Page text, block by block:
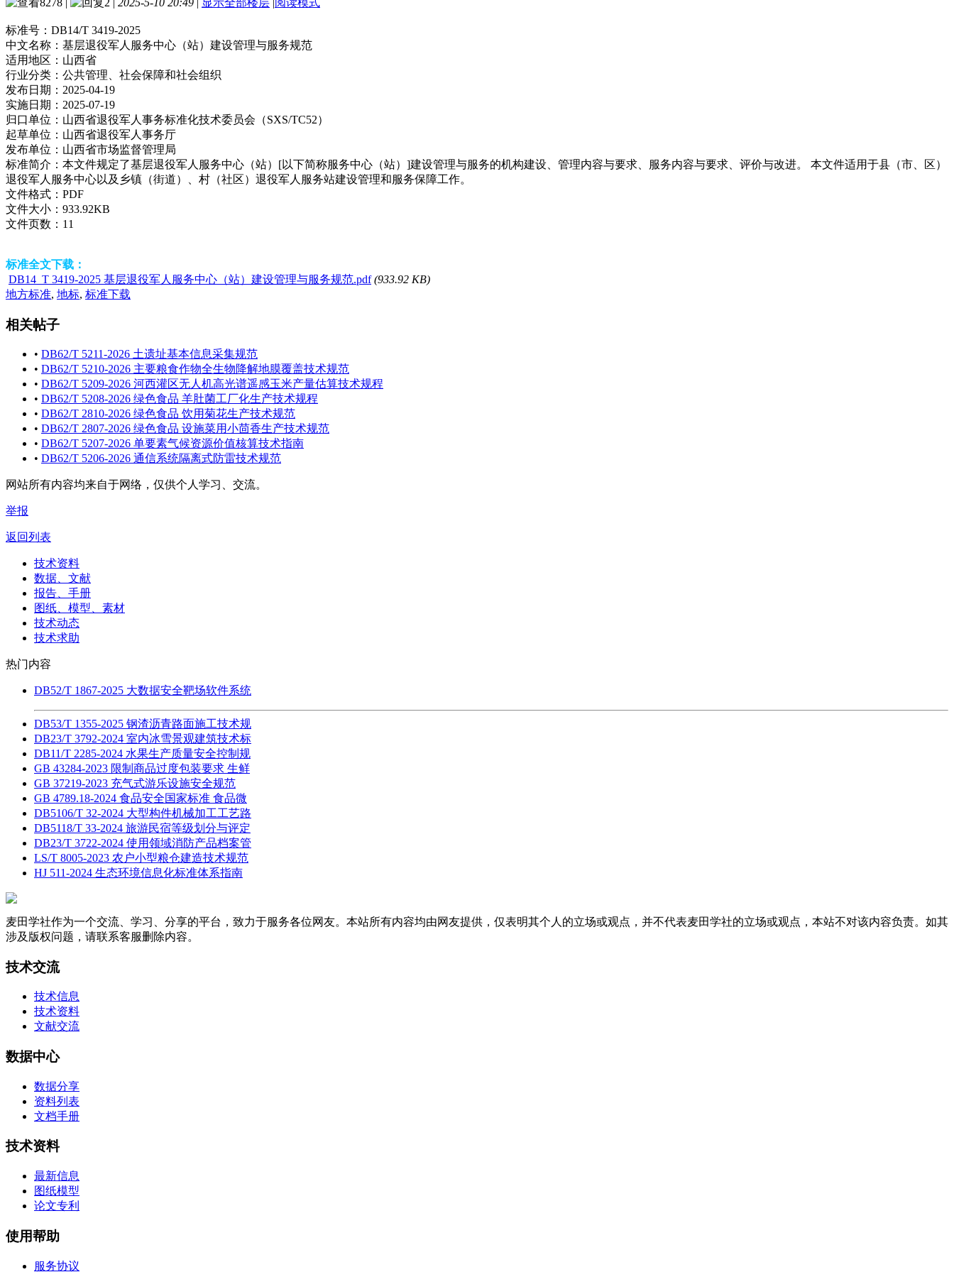
标准号： DB14/T 3419-2025
中文名称： 基层退役军人服务中心（站）建设管理与服务规范
适用地区： 山西省
行业分类： 公共管理、社会保障和社会组织
发布日期： 2025-04-19
实施日期： 2025-07-19
归口单位： 山西省退役军人事务标准化技术委员会（SXS/TC52）
起草单位： 山西省退役军人事务厅
发布单位： 山西省市场监督管理局
标准简介： 本文件规定了基层退役军人服务中心（站）[以下简称服务中心（站）]建设管理与服务的机构建设、管理内容与要求、服务内容与要求、评价与改进。 本文件适用于县（市、区）
退役军人服务中心以及乡镇（街道）、村（社区）退役军人服务站建设管理和服务保障工作。
文件格式： PDF
文件大小： 933.92KB
文件页数： 11
标准全文下载：
DB14_T 3419-2025 基层退役军人服务中心（站）建设管理与服务规范.pdf (933.92 KB)
地方标准, 地标, 标准下载
相关帖子
• DB62/T 5211-2026 土遗址基本信息采集规范
• DB62/T 5210-2026 主要粮食作物全生物降解地膜覆盖技术规范
• DB62/T 5209-2026 河西灌区无人机高光谱遥感玉米产量估算技术规程
• DB62/T 5208-2026 绿色食品 羊肚菌工厂化生产技术规程
• DB62/T 2810-2026 绿色食品 饮用菊花生产技术规范
• DB62/T 2807-2026 绿色食品 设施菜用小茴香生产技术规范
• DB62/T 5207-2026 单要素气候资源价值核算技术指南
• DB62/T 5206-2026 通信系统隔离式防雷技术规范
网站所有内容均来自于网络，仅供个人学习、交流。
举报
返回列表
技术资料
数据、文献
报告、手册
图纸、模型、素材
技术动态
技术求助
热门内容
DB52/T 1867-2025 大数据安全靶场软件系统
DB53/T 1355-2025 钢渣沥青路面施工技术规
DB23/T 3792-2024 室内冰雪景观建筑技术标
DB11/T 2285-2024 水果生产质量安全控制规
GB 43284-2023 限制商品过度包装要求 生鲜
GB 37219-2023 充气式游乐设施安全规范
GB 4789.18-2024 食品安全国家标准 食品微
DB5106/T 32-2024 大型构件机械加工工艺路
DB5118/T 33-2024 旅游民宿等级划分与评定
DB23/T 3722-2024 使用领域消防产品档案管
LS/T 8005-2023 农户小型粮仓建造技术规范
HJ 511-2024 生态环境信息化标准体系指南
麦田学社作为一个交流、学习、分享的平台，致力于服务各位网友。本站所有内容均由网友提供，仅表明其个人的立场或观点，并不代表麦田学社的立场或观点，本站不对该内容负责。如其
涉及版权问题，请联系客服删除内容。
技术交流
技术信息
技术资料
文献交流
数据中心
数据分享
资料列表
文档手册
技术资料
最新信息
图纸模型
论文专利
使用帮助
服务协议